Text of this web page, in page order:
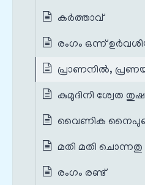
കർത്താവ്
രംഗം ഒന്ന്
പ്രാണനിൽ, പ്രണയ
കുമുദിനി ശ്വേത
വൈണിക
മതി മതി ചൊന്നതു
രംഗം രണ്ട്